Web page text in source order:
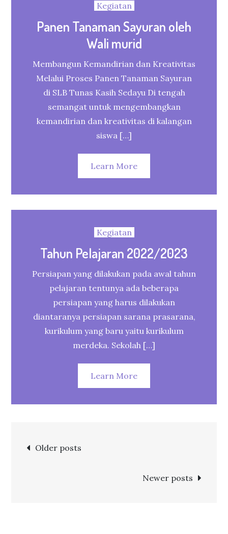
Kegiatan
Panen Tanaman Sayuran oleh
Wali murid
Membangun Kemandirian dan Kreativitas
Melalui Proses Panen Tanaman Sayuran
di SLB Tunas Kasih Sedayu Di tengah
semangat untuk mengembangkan
kemandirian dan kreativitas di kalangan
siswa […]
Learn More
Kegiatan
Tahun Pelajaran 2022/2023
Persiapan yang dilakukan pada awal tahun
pelajaran tentunya ada beberapa
persiapan yang harus dilakukan
diantaranya persiapan sarana prasarana,
kurikulum yang baru yaitu kurikulum
merdeka. Sekolah […]
Learn More
Posts
Older posts
Newer posts